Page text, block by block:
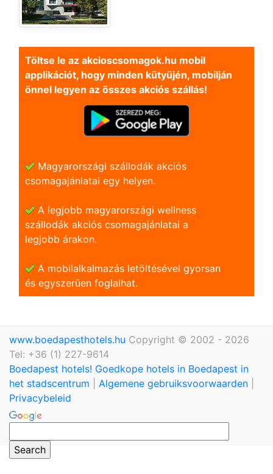
Töltse le az akcioscsomagok.hu mobil
applikációt, hogy minden kütyüjén, mobilján
önnel legyen az összes akciós szállás!
Magyarországi szállodák akciós
csomagajánlatai egy helyen.
A legjobb magyarországi wellness
szállodák akciós csomagajánlatai a
legjobb árakon.
A mobilalkalmazás letöltésével gyorsan
és egyszerũen foglalhat.
www.boedapesthotels.hu Copyright © 2002 - 2026
Tel: +36 (1) 227-9614
Boedapest hotels! Goedkope hotels in Boedapest in
het stadscentrum
Algemene gebruiksvoorwaarden
Privacybeleid